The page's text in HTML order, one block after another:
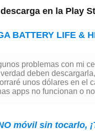
en la Play
BATTERY LIFE &
problemas con mi
deben
unos dólares en el
apps no funcionan o
móvil sin tocarlo,